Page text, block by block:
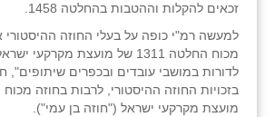
זכאים להקלות וההטבות בהחלטה 1458.
למעשה רמ"י כופה על בעלי החוזה
מכוח החלטה 1311 של מועצת
לדורות במושבי עובדים ובכפרים שיתופים",
מועצת מקרקעי ישראל ("חוזה בן עמי").